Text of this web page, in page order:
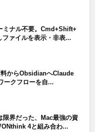
ミナル不要。Cmd+Shift+
ファイルを表示・非表...
からObsidianへClaude
ークフローを自...
界だった、Mac最強の資
4と組み合わ...